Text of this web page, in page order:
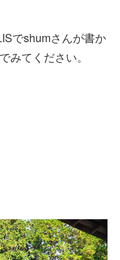
でshumさんが書か
みてください。